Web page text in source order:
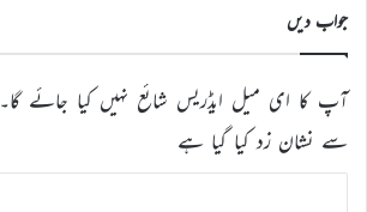
جواب دیں
آپ کا ای میل ایڈریس شائع نہیں کیا جائے گا۔
سے نشان زد کیا گیا ہے